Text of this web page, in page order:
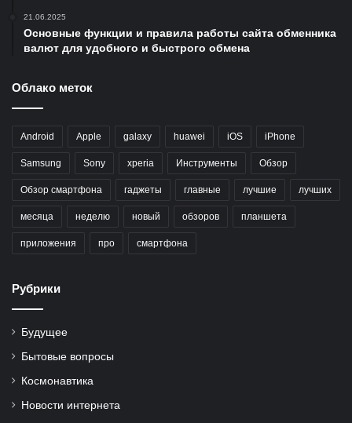
21.06.2025
Основные функции и правила работы сайта обменника
валют для удобного и быстрого обмена
Облако меток
Android Apple galaxy huawei iOS iPhone
Samsung Sony xperia Инструменты Обзор
Обзор смартфона гаджеты главные лучшие лучших
месяца неделю новый обзоров планшета
приложения про смартфона
Рубрики
Будущее
Бытовые вопросы
Космонавтика
Новости интернета